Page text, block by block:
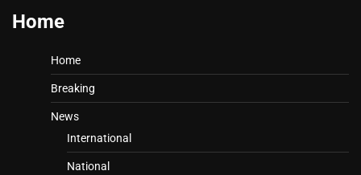
Home
Home
Breaking
News
International
National